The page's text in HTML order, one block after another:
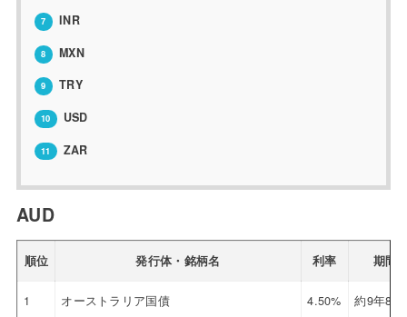
7 INR
8 MXN
9 TRY
10 USD
11 ZAR
AUD
順位 発行体・銘柄名 利率 期間
1 オーストラリア国債 4.50% 約9年8ヶ